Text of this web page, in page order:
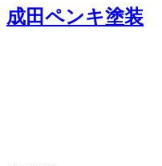
成田ペンキ塗装